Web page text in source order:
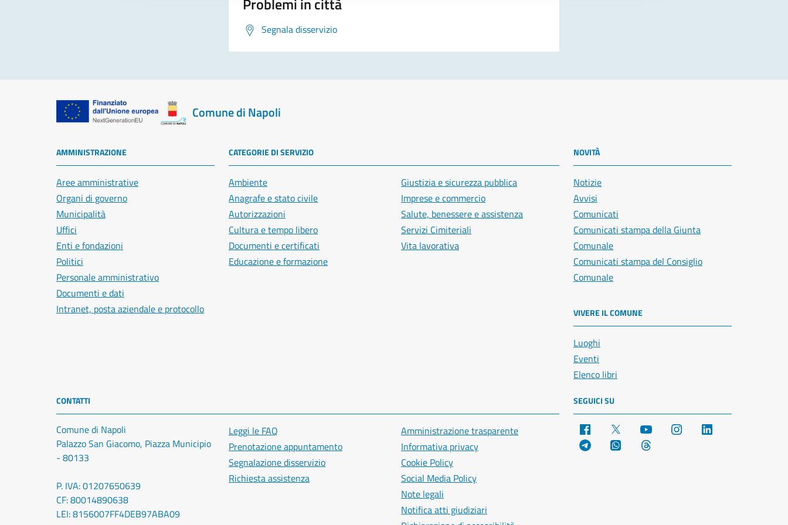
Segnala disservizio
Comune di Napoli
AMMINISTRAZIONE
Aree amministrative
Organi di governo
Municipalità
Uffici
Enti e fondazioni
Politici
Personale amministrativo
Documenti e dati
Intranet, posta aziendale e protocollo
CATEGORIE DI SERVIZIO
Ambiente
Anagrafe e stato civile
Autorizzazioni
Cultura e tempo libero
Documenti e certificati
Educazione e formazione
Giustizia e sicurezza pubblica
Imprese e commercio
Salute, benessere e assistenza
Servizi Cimiteriali
Vita lavorativa
NOVITÀ
Notizie
Avvisi
Comunicati
Comunicati stampa della Giunta
Comunale
Comunicati stampa del Consiglio
Comunale
VIVERE IL COMUNE
Luoghi
Eventi
Elenco libri
CONTATTI
Comune di Napoli
Palazzo San Giacomo, Piazza Municipio
- 80133
P. IVA: 01207650639
CF: 80014890638
LEI: 8156007FF4DEB97ABA09
Leggi le FAQ
Prenotazione appuntamento
Segnalazione disservizio
Richiesta assistenza
Amministrazione trasparente
Informativa privacy
Cookie Policy
Social Media Policy
Note legali
Notifica atti giudiziari
SEGUICI SU
Facebook YouTube Instagram
Telegram WhatsApp